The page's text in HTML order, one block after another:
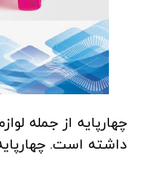
چهارپایه از جمله
داشته است.